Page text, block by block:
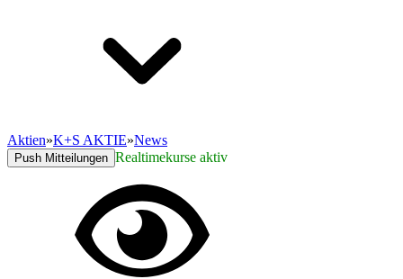
Aktien»K+S AKTIE»News
Push Mitteilungen Realtimekurse aktiv